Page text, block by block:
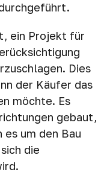
ein Projekt für
Dies
der Käufer das
möchte. Es
gebaut,
um den Bau
die